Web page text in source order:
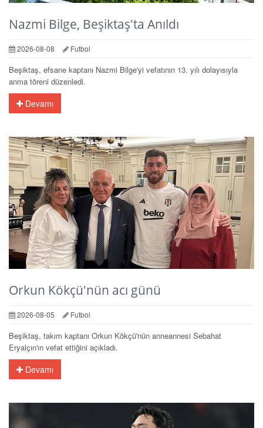
Nazmi Bilge, Beşiktaş'ta Anıldı
2026-08-08 Futbol
Beşiktaş, efsane kaptanı Nazmi Bilge'yi vefatının 13. yılı dolayısıyla
anma töreni düzenledi.
Devamı
Orkun Kökçü'nün acı günü
2026-08-05 Futbol
Beşiktaş, takım kaptanı Orkun Kökçü'nün anneannesi Sebahat
Eryalçın'ın vefat ettiğini açıkladı.
Devamı